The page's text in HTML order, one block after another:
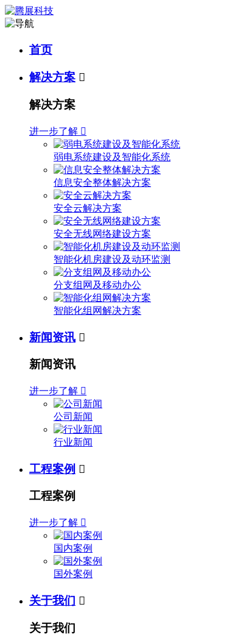
首页
解决方案 
解决方案
进一步了解 
弱电系统建设及智能化系统
信息安全整体解决方案
安全云解决方案
安全无线网络建设方案
智能化机房建设及动环监测
分支组网及移动办公
智能化组网解决方案
新闻资讯 
新闻资讯
进一步了解 
公司新闻
行业新闻
工程案例 
工程案例
进一步了解 
国内案例
国外案例
关于我们 
关于我们